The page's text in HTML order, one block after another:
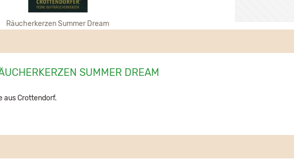
Räucherkerzen Summer Dream
SUMMER DREAM
aus Crottendorf.